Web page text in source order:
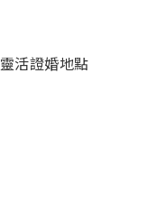
靈活證婚地點